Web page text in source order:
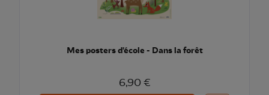
Mes posters d'école - Dans la forêt
6,90 €